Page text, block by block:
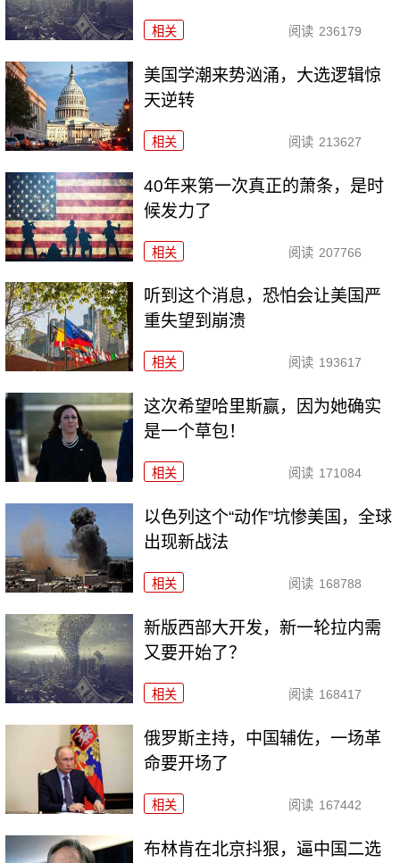
相关 阅读 236179
美国学潮来势汹涌，大选逻辑惊
天逆转
相关 阅读 213627
40年来第一次真正的萧条，是时
候发力了
相关 阅读 207766
听到这个消息，恐怕会让美国严
重失望到崩溃
相关 阅读 193617
这次希望哈里斯赢，因为她确实
是一个草包！
相关 阅读 171084
以色列这个“动作”坑惨美国，全球
出现新战法
相关 阅读 168788
新版西部大开发，新一轮拉内需
又要开始了？
相关 阅读 168417
俄罗斯主持，中国辅佐，一场革
命要开场了
相关 阅读 167442
布林肯在北京抖狠，逼中国二选